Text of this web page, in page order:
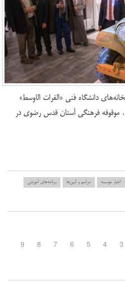
دانشگاه فنی «الفرات ‌الاوسط»
موقوفه فرهنگی آستان قدس رضوی در
اخبار موسسه مراسم و آیین‌ها برنامه‌های آموزشی
3
4
5
6
7
8
9